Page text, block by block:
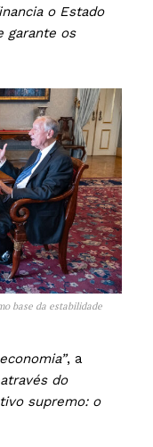
o Estado
garante os
base da estabilidade
, a
através do
supremo: o